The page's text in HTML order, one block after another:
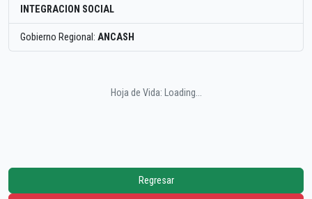
INTEGRACION SOCIAL
Gobierno Regional: ANCASH
Hoja de Vida: Loading...
Regresar